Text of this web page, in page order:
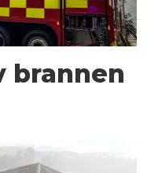
brannen